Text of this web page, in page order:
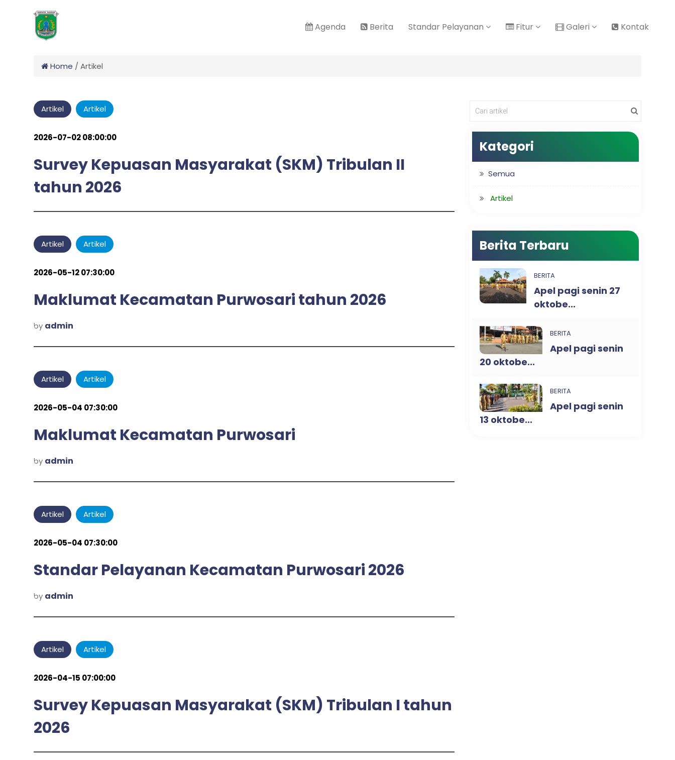
Agenda Berita Standar Pelayanan Fitur Galeri Kontak
Home / Artikel
Artikel Artikel
2026-07-02 08:00:00
Survey Kepuasan Masyarakat (SKM) Tribulan II
tahun 2026
byadmin
Artikel Artikel
2026-05-12 07:30:00
Maklumat Kecamatan Purwosari tahun 2026
by admin
Artikel Artikel
2026-05-04 07:30:00
Maklumat Kecamatan Purwosari
by admin
Artikel Artikel
2026-05-04 07:30:00
Standar Pelayanan Kecamatan Purwosari 2026
by admin
Artikel Artikel
2026-04-15 07:00:00
Survey Kepuasan Masyarakat (SKM) Tribulan I tahun
2026
byadmin
Kategori
Semua
Artikel
Berita Terbaru
BERITA
Apel pagi senin 27
oktobe...
BERITA
Apel pagi senin
20 oktobe...
BERITA
Apel pagi senin
13 oktobe...